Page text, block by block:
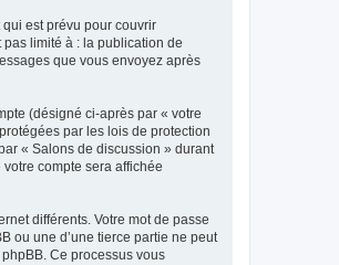
est prévu pour couvrir
limité à : la publication de
que vous envoyez après
(désigné ci-après par « votre
par les lois de protection
« Salons de discussion » durant
compte sera affichée
différents. Votre mot de passe
ou une d’une tierce partie ne peut
Ce processus vous